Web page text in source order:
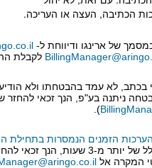
הכתיבה, העצה או העריכה.
של ארינגו ודיווחת ל-
לקבלת
לא עמד בהבטחתו ולא
).
הזמנים הנמסרות בתחילת
חריגות מהערכות הזמנים בהיקף כולל